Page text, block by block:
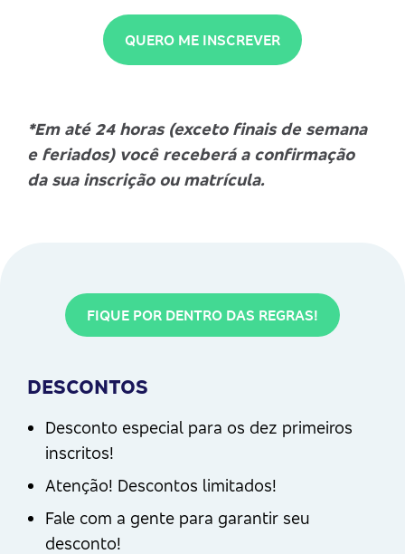
QUERO ME INSCREVER
*Em até 24 horas (exceto finais de semana
e feriados) você receberá a confirmação
da sua inscrição ou matrícula.
FIQUE POR DENTRO DAS REGRAS!
DESCONTOS
Desconto especial para os dez primeiros
inscritos!
Atenção! Descontos limitados!
Fale com a gente para garantir seu
desconto!